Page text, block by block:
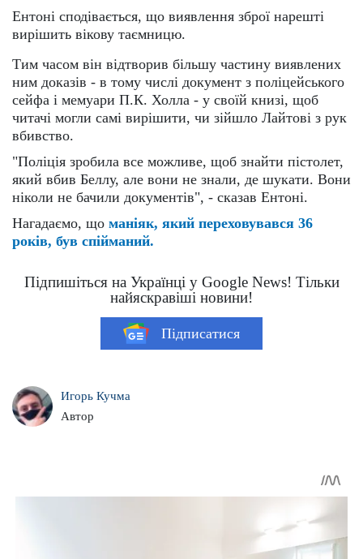
Ентоні сподівається, що виявлення зброї нарешті
вирішить вікову таємницю.
Тим часом він відтворив більшу частину виявлених
ним доказів - в тому числі документ з поліцейського
сейфа і мемуари П.К. Холла - у своїй книзі, щоб
читачі могли самі вирішити, чи зійшло Лайтові з рук
вбивство.
"Поліція зробила все можливе, щоб знайти пістолет,
який вбив Беллу, але вони не знали, де шукати. Вони
ніколи не бачили документів", - сказав Ентоні.
Нагадаємо, що маніяк, який переховувався 36
років, був спійманий.
Підпишіться на Українці у Google News! Тільки
найяскравіші новини!
Підписатися
Игорь Кучма
Автор